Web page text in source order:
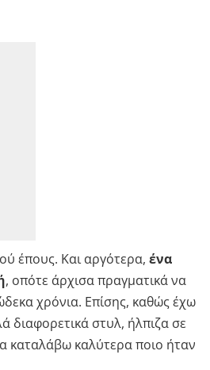
έπους. Και αργότερα, ένα
, οπότε άρχισα πραγματικά να
χρόνια. Επίσης, καθώς έχω
διαφορετικά στυλ, ήλπιζα σε
καταλάβω καλύτερα ποιο ήταν